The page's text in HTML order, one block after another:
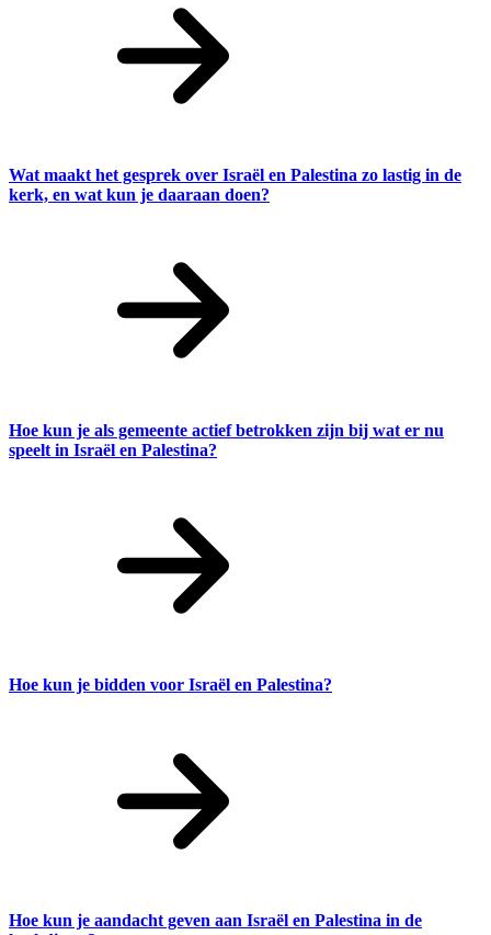
Wat maakt het gesprek over Israël en Palestina zo lastig in de
kerk, en wat kun je daaraan doen?
Hoe kun je als gemeente actief betrokken zijn bij wat er nu
speelt in Israël en Palestina?
Hoe kun je bidden voor Israël en Palestina?
Hoe kun je aandacht geven aan Israël en Palestina in de